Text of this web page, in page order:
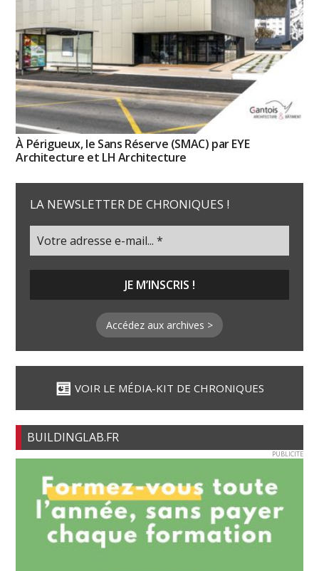
À Périgueux, le Sans Réserve (SMAC) par EYE
Architecture et LH Architecture
LA NEWSLETTER DE CHRONIQUES !
Accédez aux archives >
VOIR LE MÉDIA-KIT DE CHRONIQUES
BUILDINGLAB.FR
PUBLICITE